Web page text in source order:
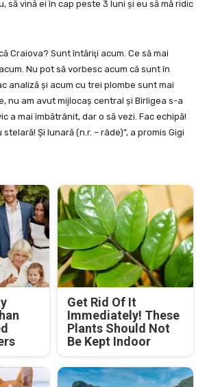
să vină ei în cap peste 3 luni şi eu să mă ridic
Craiova? Sunt întăriţi acum. Ce să mai
Nu pot să vorbesc acum că sunt în
analiză şi acum cu trei plombe sunt mai
nu am avut mijlocaş central şi Bîrligea s-a
a mai îmbătrânit, dar o să vezi. Fac echipă!
Şi lunară (n.r. – râde)”, a promis Gigi
Get Rid Of It
Immediately! These
Plants Should Not
Be Kept Indoor